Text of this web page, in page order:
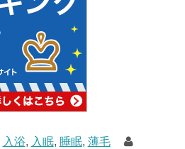
入浴, 入眠, 睡眠, 薄毛